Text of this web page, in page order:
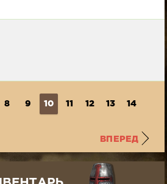
8 9 10 11 12 13 14
ВПЕРЕД